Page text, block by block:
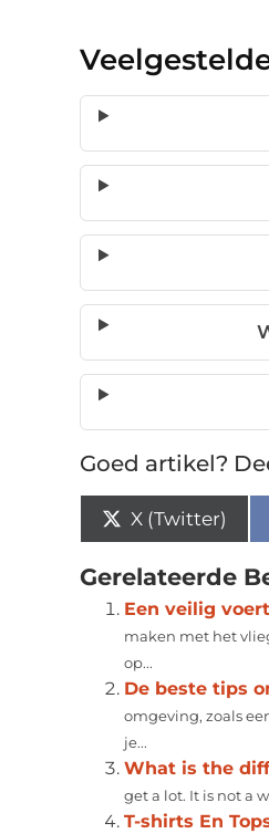
Goed artikel?
X (Twitter)
Gerelateerde
Een veilig
maken met het
op...
De beste tips
omgeving, zoals
je...
What is the
get a lot. It is not a
T-shirts En